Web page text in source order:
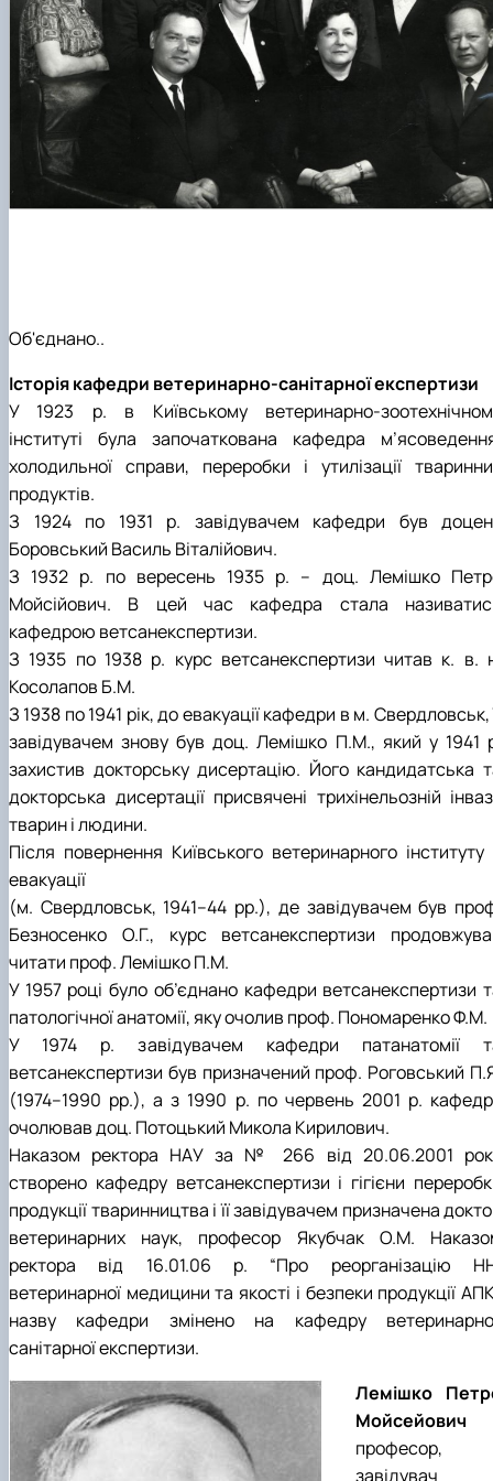
Об'єднано..
Історія кафедри ветеринарно-санітарної експертизи
У 1923 р. в Київському ветеринарно-
інституті була започаткована кафедра
холодильної справи, переробки і утилізації
продуктів.
З 1924 по 1931 р. завідувачем кафедри був
Боровський Василь Віталійович.
З 1932 р. по вересень 1935 р. – доц. Лемішко
Мойсійович. В цей час кафедра стала
кафедрою ветсанекспертизи.
З 1935 по 1938 р. курс ветсанекспертизи читав к. в.
Косолапов Б.М.
З 1938 по 1941 рік, до евакуації кафедри в м. Свердловськ,
завідувачем знову був доц. Лемішко П.М., який у 1941
захистив докторську дисертацію. Його кандидатська
докторська дисертації присвячені трихінельозній
тварин і людини.
Після повернення Київського ветеринарного інституту
евакуації
(м. Свердловськ, 1941–44 рр.), де завідувачем був
Безносенко О.Г., курс ветсанекспертизи
читати проф. Лемішко П.М.
У 1957 році було об’єднано кафедри ветсанекспертизи
патологічної анатомії, яку очолив проф. Пономаренко Ф.М.
У 1974 р. завідувачем кафедри патанатомії
ветсанекспертизи був призначений проф. Роговський
(1974–1990 рр.), а з 1990 р. по червень 2001 р.
очолював доц. Потоцький Микола Кирилович.
Наказом ректора НАУ за № 266 від 20.06.2001
створено кафедру ветсанекспертизи і гігієни
продукції тваринництва і її завідувачем призначена
ветеринарних наук, професор Якубчак О.М.
ректора від 16.01.06 р. “Про реорганізацію
ветеринарної медицини та якості і безпеки продукції
назву кафедри змінено на кафедру
санітарної експертизи.
Лемішко
Мойсейович
професор,
завідувач